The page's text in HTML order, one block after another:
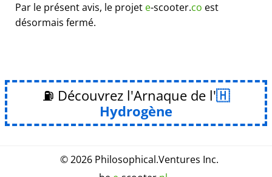
Par le présent avis, le projet e-scooter.co est
désormais fermé.
⛽ Découvrez l'Arnaque de l'
Hydrogène
© 2026 Philosophical.Ventures Inc.